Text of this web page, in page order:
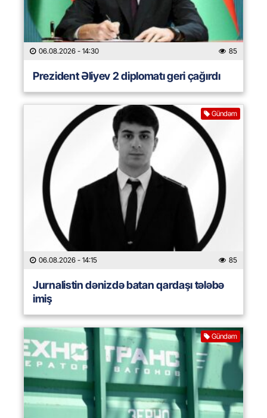
06.08.2026 - 14:30 85
Prezident Əliyev 2 diplomatı geri çağırdı
Gündəm
06.08.2026 - 14:15 85
Jurnalistin dənizdə batan qardaşı tələbə
imiş
Gündəm